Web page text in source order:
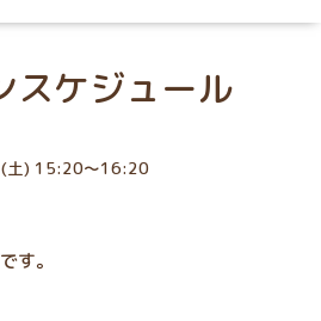
スケジュール
) 15:20～16:20
す。